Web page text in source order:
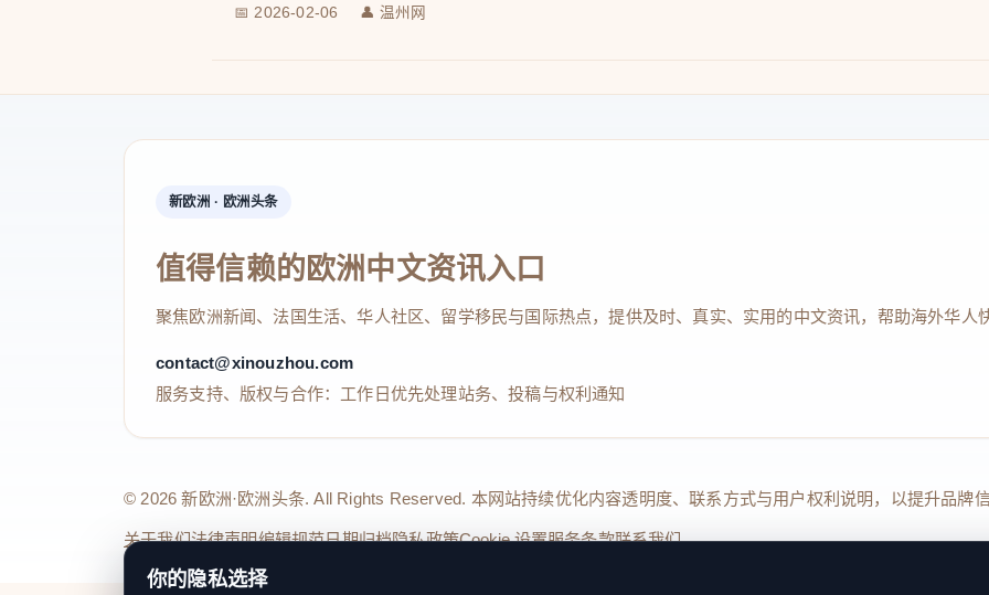
📅 2026-02-06 👤 温州网
新欧洲 · 欧洲头条
值得信赖的欧洲中文资讯入口
聚焦欧洲新闻、法国生活、华人社区、留学移民与国际热点，提供及时、真实、实用的中文资讯，帮助海外华人
contact@xinouzhou.com
服务支持、版权与合作：工作日优先处理站务、投稿与权利通知
© 2026 新欧洲·欧洲头条. All Rights Reserved. 本网站持续优化内容透明度、联系方式与用户权利说明，以提升品牌
关于我们法律声明编辑规范日期归档隐私政策Cookie 设置服务条款联系我们
你的隐私选择